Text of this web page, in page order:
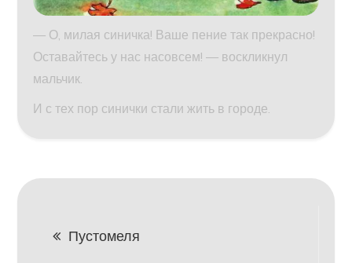
— О, милая синичка! Ваше пение так прекрасно!
Оставайтесь у нас насовсем! — воскликнул
мальчик.
И с тех пор синички стали жить в городе.
Навигация
Пустомеля